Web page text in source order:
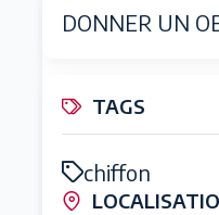
DONNER UN
TAGS
chiffon